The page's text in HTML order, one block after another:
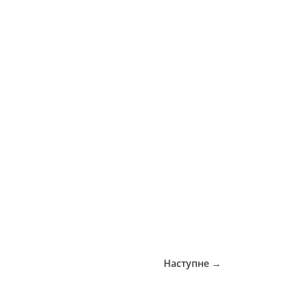
Наступне →